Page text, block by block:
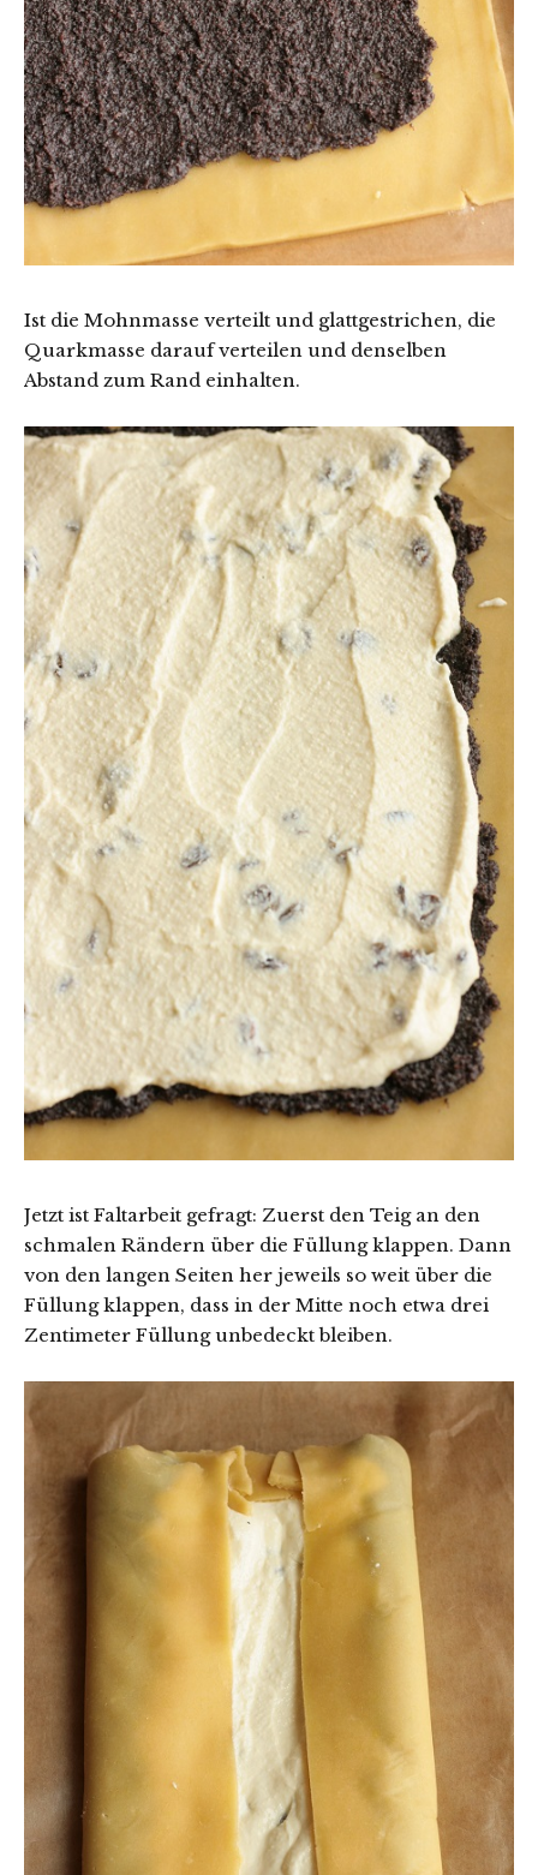
Ist die Mohnmasse verteilt und glattgestrichen, die
Quarkmasse darauf verteilen und denselben
Abstand zum Rand einhalten.
Jetzt ist Faltarbeit gefragt: Zuerst den Teig an den
schmalen Rändern über die Füllung klappen. Dann
von den langen Seiten her jeweils so weit über die
Füllung klappen, dass in der Mitte noch etwa drei
Zentimeter Füllung unbedeckt bleiben.